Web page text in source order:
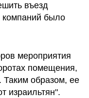
въезд
компаний было
мероприятия
помещения,
Таким образом, ее
израильтян".